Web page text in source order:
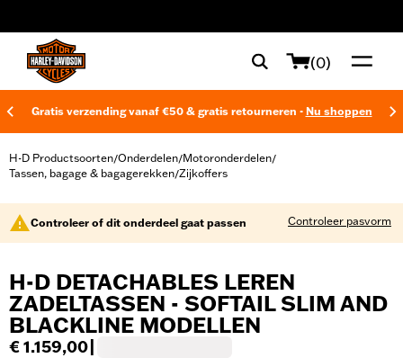
(0)
Gratis verzending vanaf €50 & gratis retourneren - Nu shoppen
H-D Productsoorten/Onderdelen/Motoronderdelen/
Tassen, bagage & bagagerekken/Zijkoffers
Controleer of dit onderdeel gaat passen Controleer pasvorm
H-D DETACHABLES LEREN
ZADELTASSEN - SOFTAIL SLIM AND
BLACKLINE MODELLEN
€ 1.159,00